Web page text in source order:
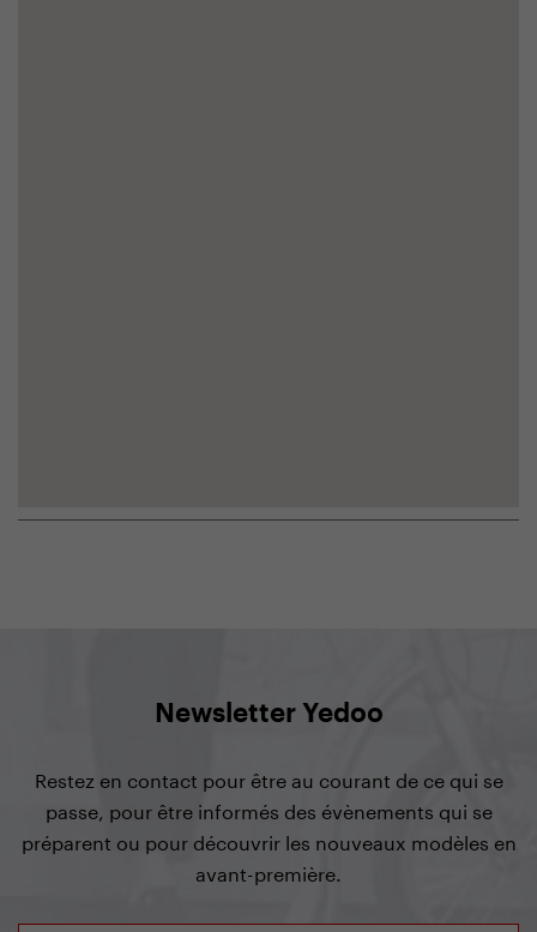
Newsletter Yedoo
Restez en contact pour être au courant de ce qui se
passe, pour être informés des évènements qui se
préparent ou pour découvrir les nouveaux modèles en
avant-première.